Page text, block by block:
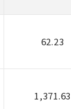
62.23
1,371.63